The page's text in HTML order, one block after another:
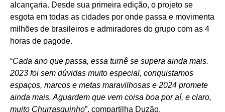
alcançaria. Desde sua primeira edição, o projeto se
esgota em todas as cidades por onde passa e movimenta
milhões de brasileiros e admiradores do grupo com as 4
horas de pagode.
“Cada ano que passa, essa turnê se supera ainda mais.
2023 foi sem dúvidas muito especial, conquistamos
espaços, marcos e metas maravilhosas e 2024 promete
ainda mais. Aguardem que vem coisa boa por aí, e claro,
muito Churrasquinho”, compartilha Duzão.